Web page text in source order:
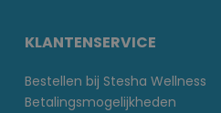
KLANTENSERVICE
Bestellen bij Stesha Wellness
Betalingsmogelijkheden